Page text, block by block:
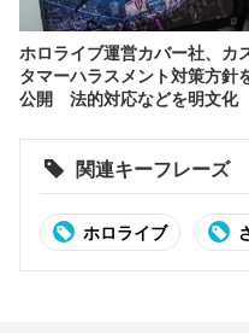
ホロライブ運営カバー社、カ
タマーハラスメント対策方針
公開 法的対応などを明文化
関連キーフレーズ
ホロライブ